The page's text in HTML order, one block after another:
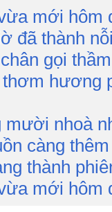
mới hôm
đã thành
gọi
hương
mười nhoà
càng
thành
mới hôm